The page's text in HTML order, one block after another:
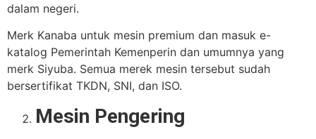
dalam negeri.
Merk Kanaba untuk mesin premium dan masuk e-
katalog Pemerintah Kemenperin dan umumnya yang
merk Siyuba. Semua merek mesin tersebut sudah
bersertifikat TKDN, SNI, dan ISO.
Mesin Pengering